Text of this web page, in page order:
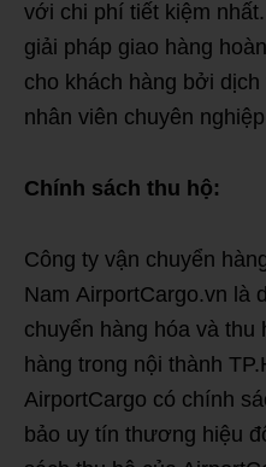
với chi phí tiết kiệm
giải pháp giao hàng
cho khách hàng bởi
nhân viên chuyên
Chính sách thu hộ:
Công ty vận chuyển
Nam AirportCargo.vn là
chuyển hàng hóa và thu
hàng trong nội thành
AirportCargo có chính
bảo uy tín thương hiệu